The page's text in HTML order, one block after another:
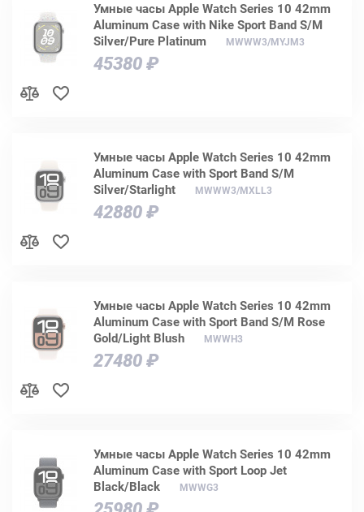
Умные часы Apple Watch Series 10 42mm
Aluminum Case with Nike Sport Band S/M
Silver/Pure Platinum
MWWW3/MYJM3
45380 ₽
Умные часы Apple Watch Series 10 42mm
Aluminum Case with Sport Band S/M
Silver/Starlight
MWWW3/MXLL3
42880 ₽
Умные часы Apple Watch Series 10 42mm
Aluminum Case with Sport Band S/M Rose
Gold/Light Blush
MWWH3
27480 ₽
Умные часы Apple Watch Series 10 42mm
Aluminum Case with Sport Loop Jet
Black/Black
MWWG3